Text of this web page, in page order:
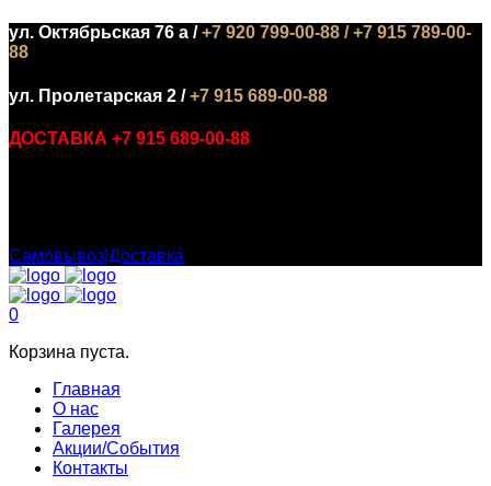
ул. Октябрьская 76 а /+7 920 799-00-88 / +7 915 789-00-
88
ул. Пролетарская 2 /+7 915 689-00-88
ДОСТАВКА +7 915 689-00-88
Самовывоз|Доставка
0
Корзина пуста.
Главная
О нас
Галерея
Акции/События
Контакты